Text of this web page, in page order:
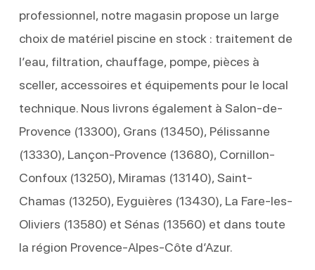
professionnel, notre magasin propose un large
choix de matériel piscine en stock : traitement de
l’eau, filtration, chauffage, pompe, pièces à
sceller, accessoires et équipements pour le local
technique. Nous livrons également à Salon-de-
Provence (13300), Grans (13450), Pélissanne
(13330), Lançon-Provence (13680), Cornillon-
Confoux (13250), Miramas (13140), Saint-
Chamas (13250), Eyguières (13430), La Fare-les-
Oliviers (13580) et Sénas (13560) et dans toute
la région Provence-Alpes-Côte d’Azur.